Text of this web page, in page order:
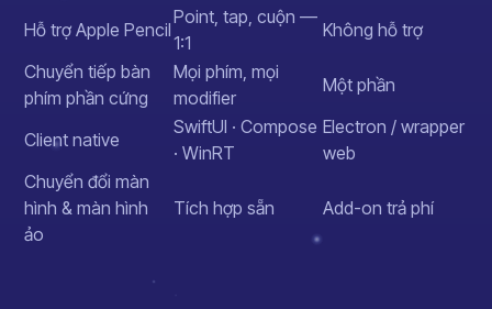
Hỗ trợ Apple Pencil
Point, tap, cuộn —
1:1
Không hỗ trợ
Chuyển tiếp bàn
phím phần cứng
Mọi phím, mọi
modifier
Một phần
Client native
SwiftUI · Compose
· WinRT
Electron / wrapper
web
Chuyển đổi màn
hình & màn hình
ảo
Tích hợp sẵn Add-on trả phí